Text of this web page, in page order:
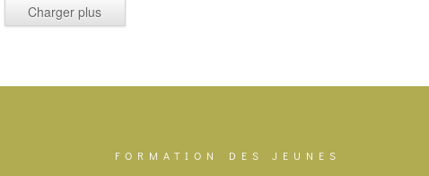
Charger plus
FORMATION DES JEUNES